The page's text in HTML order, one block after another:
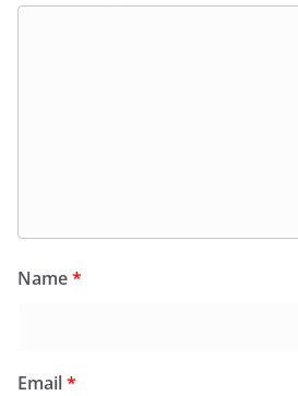
Name*
Email*